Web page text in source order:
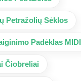
Petražolių Sėklos
Padėklas MIDI
Čiobreliai